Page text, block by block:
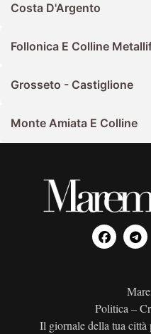
Costa D'Argento
Follonica E Colline
Grosseto - Castiglione
Monte Amiata E Colline
Politica –
Il giornale della tua città